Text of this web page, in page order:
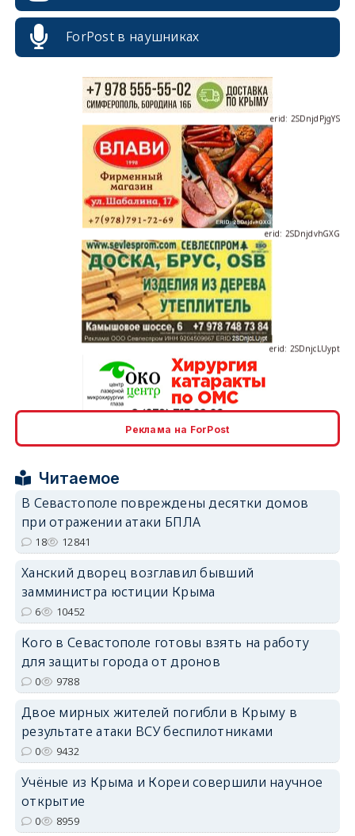
ForPost в наушниках
erid: 2SDnjdvhGXG
erid: 2SDnjcLUypt
Реклама на ForPost
Читаемое
В Севастополе повреждены десятки домов
при отражении атаки БПЛА
18 12841
Ханский дворец возглавил бывший
замминистра юстиции Крыма
6 10452
Кого в Севастополе готовы взять на работу
для защиты города от дронов
0 9788
Двое мирных жителей погибли в Крыму в
результате атаки ВСУ беспилотниками
0 9432
Учёные из Крыма и Кореи совершили научное
открытие
0 8959